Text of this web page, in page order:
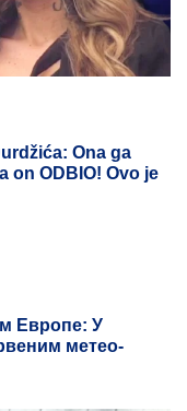
Ona ga
on ODBIO! Ovo je
Европе: У
метео-